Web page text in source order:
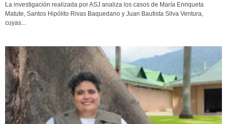
La investigación realizada por ASJ analiza los casos de María Enriqueta
Matute, Santos Hipólito Rivas Baquedano y Juan Bautista Silva Ventura,
cuyas...